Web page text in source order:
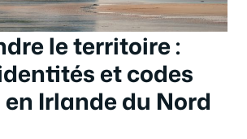
le territoire :
et codes
Irlande du Nord